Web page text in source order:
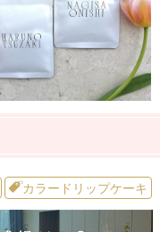
カラードリップケーキ